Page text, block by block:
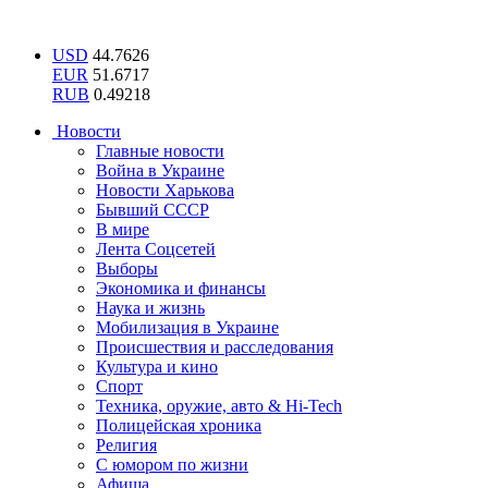
USD 44.7626
EUR 51.6717
RUB 0.49218
Новости
Главные новости
Война в Украине
Новости Харькова
Бывший СССР
В мире
Лента Соцсетей
Выборы
Экономика и финансы
Наука и жизнь
Мобилизация в Украине
Происшествия и расследования
Культура и кино
Спорт
Техника, оружие, авто & Hi-Tech
Полицейская хроника
Религия
С юмором по жизни
Афиша